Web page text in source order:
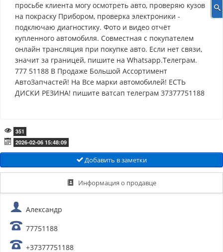
просьбе клиента могу осмотреть авто, проверяю кузов
на покраску Прибором, проверка электроники -
подключаю диагностику. Фото и видео отчёт
купленного автомобиля. Совместная с покупателем
онлайн трансляция при покупке авто. Если нет связи,
значит за границей, пишите на Whatsapp.Телеграм.
777 51188 В Продаже Большой Ассортимент
АвтоЗапчастей! На Все марки автомобилей! ЕСТЬ
ДИСКИ РЕЗИНА! пишите ватсап телеграм 37377751188
351
2026-02-06 15:48:09
Добавить в заметки
Информация о продавце
Александр
77751188
+37377751188